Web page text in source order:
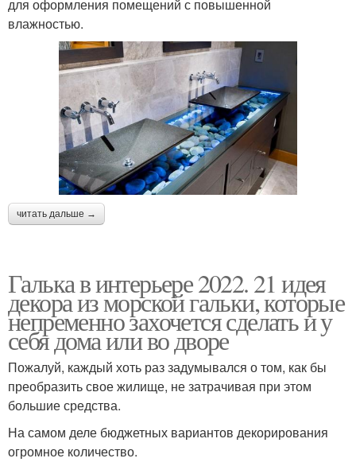
для оформления помещений с повышенной
влажностью.
читать дальше →
Галька в интерьере 2022. 21 идея
декора из морской гальки, которые
непременно захочется сделать и у
себя дома или во дворе
Пожалуй, каждый хоть раз задумывался о том, как бы
преобразить свое жилище, не затрачивая при этом
большие средства.
На самом деле бюджетных вариантов декорирования
огромное количество.